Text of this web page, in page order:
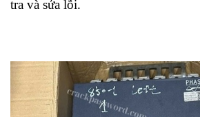
tra và sửa lỗi.